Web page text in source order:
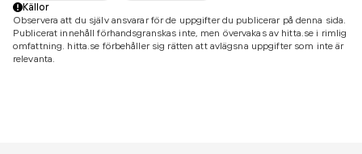
Källor
Observera att du själv ansvarar för de uppgifter du publicerar på denna sida.
Publicerat innehåll förhandsgranskas inte, men övervakas av hitta.se i rimlig
omfattning. hitta.se förbehåller sig rätten att avlägsna uppgifter som inte är
relevanta.